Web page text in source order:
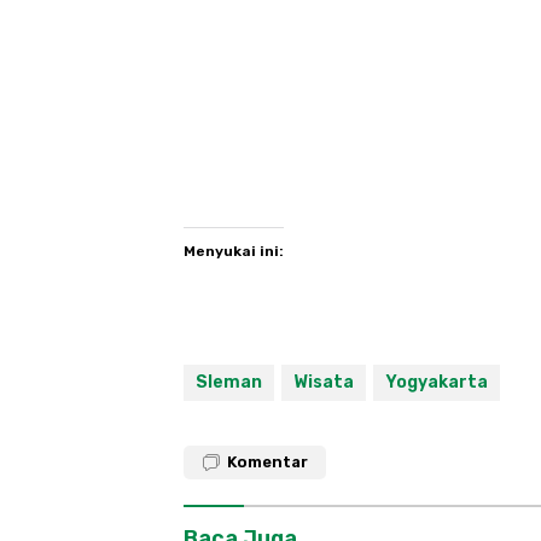
Menyukai ini:
Sleman Wisata Yogyakarta
Komentar